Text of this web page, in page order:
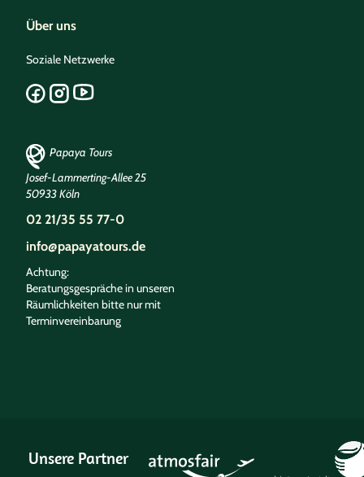
Über uns
Soziale Netzwerke
Papaya Tours
Josef-Lammerting-Allee 25
50933 Köln
02 21/35 55 77-0
info@papayatours.de
Achtung:
Beratungsgespräche in unseren
Räumlichkeiten bitte nur mit
Terminvereinbarung
Unsere Partner